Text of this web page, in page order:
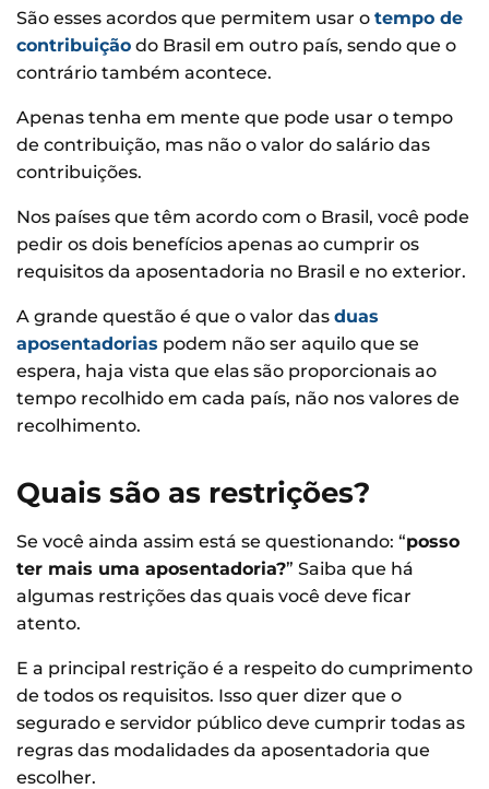
São esses acordos que permitem usar o tempo de
contribuição do Brasil em outro país, sendo que o
contrário também acontece.
Apenas tenha em mente que pode usar o tempo
de contribuição, mas não o valor do salário das
contribuições.
Nos países que têm acordo com o Brasil, você pode
pedir os dois benefícios apenas ao cumprir os
requisitos da aposentadoria no Brasil e no exterior.
A grande questão é que o valor das duas
aposentadorias podem não ser aquilo que se
espera, haja vista que elas são proporcionais ao
tempo recolhido em cada país, não nos valores de
recolhimento.
Quais são as restrições?
Se você ainda assim está se questionando: “posso
ter mais uma aposentadoria?” Saiba que há
algumas restrições das quais você deve ficar
atento.
E a principal restrição é a respeito do cumprimento
de todos os requisitos. Isso quer dizer que o
segurado e servidor público deve cumprir todas as
regras das modalidades da aposentadoria que
escolher.